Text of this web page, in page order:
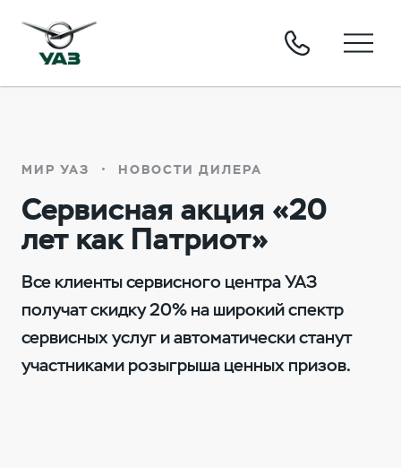
МИР УАЗ НОВОСТИ ДИЛЕРА
Сервисная акция «20
лет как Патриот»
Все клиенты сервисного центра УАЗ
получат скидку 20% на широкий спектр
сервисных услуг и автоматически станут
участниками розыгрыша ценных призов.